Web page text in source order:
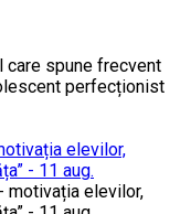
care spune frecvent
perfecționist
elevilor,
- 11 aug.